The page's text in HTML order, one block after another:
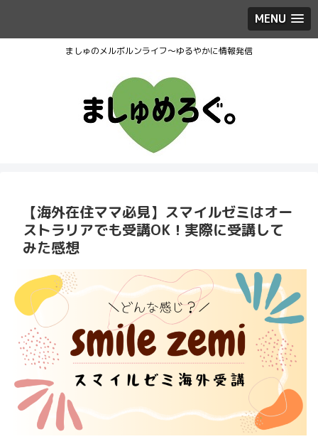
MENU
ましゅのメルボルンライフ～ゆるやかに情報発信
【海外在住ママ必見】スマイルゼミはオー
ストラリアでも受講OK！実際に受講して
みた感想